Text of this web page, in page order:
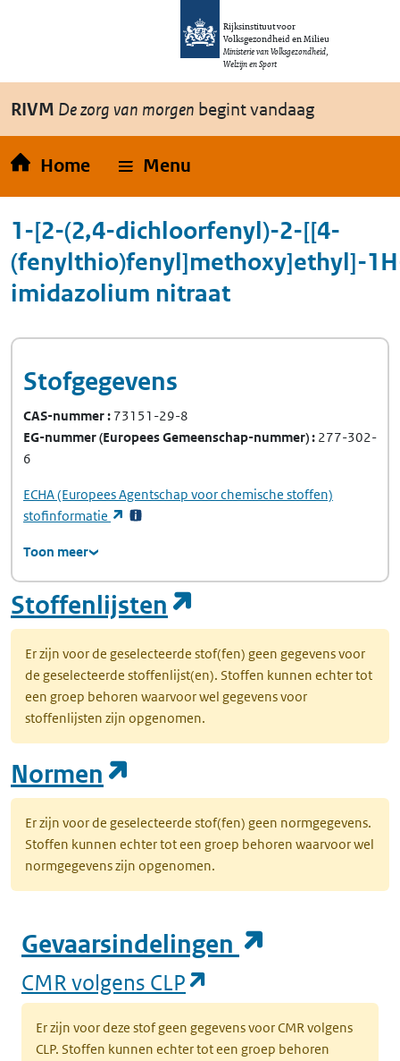
Overslaan en naar de inhoud gaan
Rijksinstituut voor
Volksgezondheid en Milieu
Ministerie van Volksgezondheid,
Welzijn en Sport
RIVM De zorg van morgen begint vandaag
Home Menu
1-[2-(2,4-dichloorfenyl)-2-[[4-
(fenylthio)fenyl]methoxy]ethyl]-
imidazolium nitraat
Stofgegevens
CAS-nummer 73151-29-8
EG-nummer(Europees Gemeenschap-nummer) 277-302-
6
ECHA(Europees Agentschap voor chemische stoffen)
stofinformatie
(opent in een nieuw tabblad)
Toon meer
Stoffenlijsten
Er zijn voor de geselecteerde stof(fen) geen gegevens voor
de geselecteerde stoffenlijst(en). Stoffen kunnen echter tot
een groep behoren waarvoor wel gegevens voor
stoffenlijsten zijn opgenomen.
Normen
Er zijn voor de geselecteerde stof(fen) geen normgegevens.
Stoffen kunnen echter tot een groep behoren waarvoor wel
normgegevens zijn opgenomen.
Gevaarsindelingen
CMR volgens CLP
Er zijn voor deze stof geen gegevens voor CMR volgens
CLP. Stoffen kunnen echter tot een groep behoren